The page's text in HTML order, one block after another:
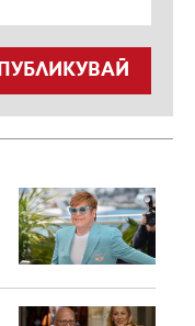
ПУБЛИКУВАЙ